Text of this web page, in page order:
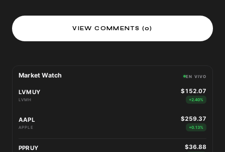
VIEW COMMENTS (0)
Market Watch EN VIVO
LVMUY
LVMH
$152.07
+2.40%
AAPL
APPLE
$259.37
+0.13%
PPRUY $36.88